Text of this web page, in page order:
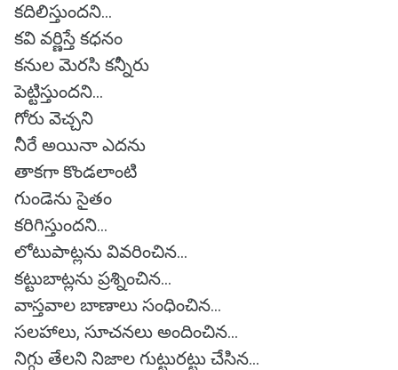
కదిలిస్తుందని...
కవి వర్ణిస్తే కధనం
కనుల మెరసి కన్నీరు
పెట్టిస్తుందని...
గోరు వెచ్చని
నీరే అయినా ఎదను
తాకగా కొండలాంటి
గుండెను సైతం
కరిగిస్తుందని...
లోటుపాట్లను వివరించిన...
కట్టుబాట్లను ప్రశ్నించిన...
వాస్తవాల బాణాలు సంధించిన...
సలహాలు, సూచనలు అందించిన...
నిగ్గు తేలని నిజాల గుట్టురట్టు చేసిన...